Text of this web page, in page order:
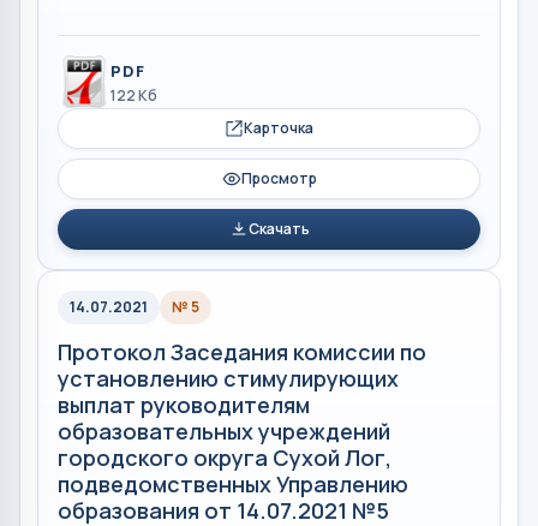
PDF
122 Кб
Карточка
Просмотр
Скачать
14.07.2021 № 5
Протокол Заседания комиссии по
установлению стимулирующих
выплат руководителям
образовательных учреждений
городского округа Сухой Лог,
подведомственных Управлению
образования от 14.07.2021 №5